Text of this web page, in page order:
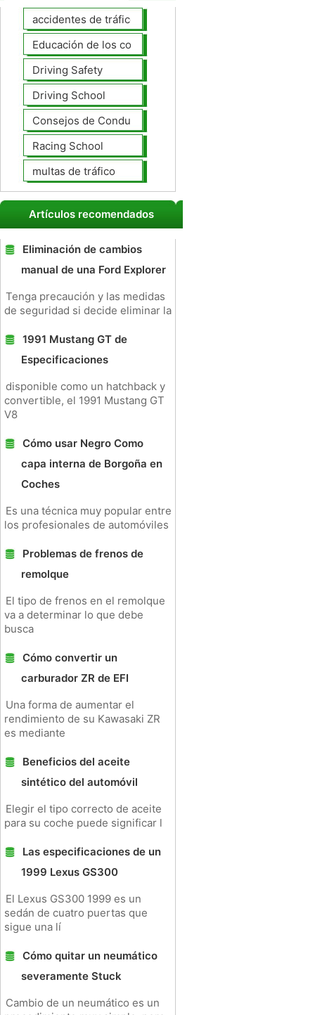
accidentes de tráfico
Educación de los conductores
Driving Safety
Driving School
Consejos de Conducción
Racing School
multas de tráfico
Artículos recomendados
Eliminación de cambios
manual de una Ford Explorer
Tenga precaución y las medidas
de seguridad si decide eliminar la
1991 Mustang GT de
Especificaciones
disponible como un hatchback y
convertible, el 1991 Mustang GT
V8
Cómo usar Negro Como
capa interna de Borgoña en
Coches
Es una técnica muy popular entre
los profesionales de automóviles
Problemas de frenos de
remolque
El tipo de frenos en el remolque
va a determinar lo que debe
busca
Cómo convertir un
carburador ZR de EFI
Una forma de aumentar el
rendimiento de su Kawasaki ZR
es mediante
Beneficios del aceite
sintético del automóvil
Elegir el tipo correcto de aceite
para su coche puede significar l
Las especificaciones de un
1999 Lexus GS300
El Lexus GS300 1999 es un
sedán de cuatro puertas que
sigue una lí
Cómo quitar un neumático
severamente Stuck
Cambio de un neumático es un